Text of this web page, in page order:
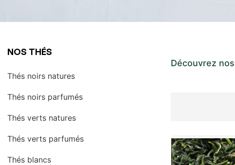
NOS THÉS
Thés noirs natures
Thés noirs parfumés
Thés verts natures
Thés verts parfumés
Thés blancs
Découvrez